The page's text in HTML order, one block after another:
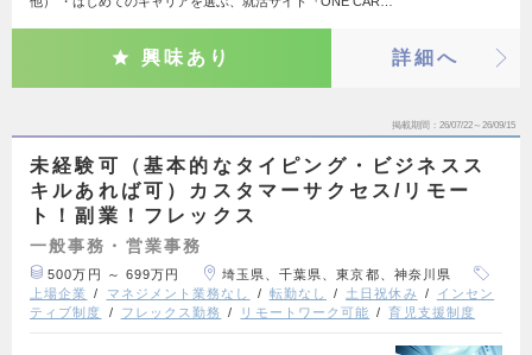
興味あり 詳細へ
掲載期間 26/07/22～26/09/15
未経験可（基本的なタイピング・ビジネスス
キルあれば可）カスタマーサクセス/リモー
ト！副業！フレックス
一般事務・営業事務
500万円 ～ 699万円
埼玉県、千葉県、東京都、神奈川県
上場企業
マネジメント業務なし 転勤なし 土日祝休み
インセン
ティブ制度
フレックス勤務 リモートワーク可能 育児支援制度